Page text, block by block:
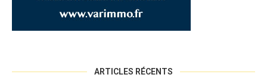
ARTICLES RÉCENTS